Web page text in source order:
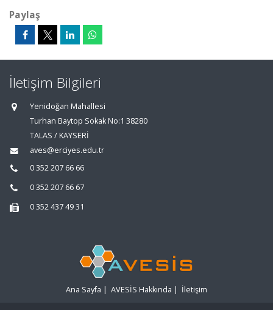
Paylaş
İletişim Bilgileri
Yenidoğan Mahallesi
Turhan Baytop Sokak No:1 38280
TALAS / KAYSERİ
aves@erciyes.edu.tr
0 352 207 66 66
0 352 207 66 67
0 352 437 49 31
Ana Sayfa | AVESİS Hakkında | İletişim